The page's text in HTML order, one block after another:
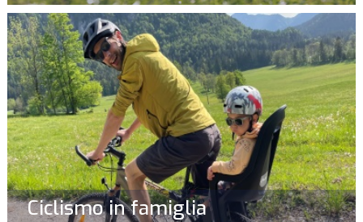
Ciclismo in famiglia